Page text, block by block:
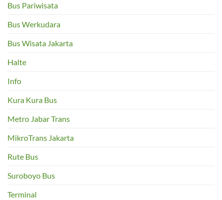
Bus Pariwisata
Bus Werkudara
Bus Wisata Jakarta
Halte
Info
Kura Kura Bus
Metro Jabar Trans
MikroTrans Jakarta
Rute Bus
Suroboyo Bus
Terminal